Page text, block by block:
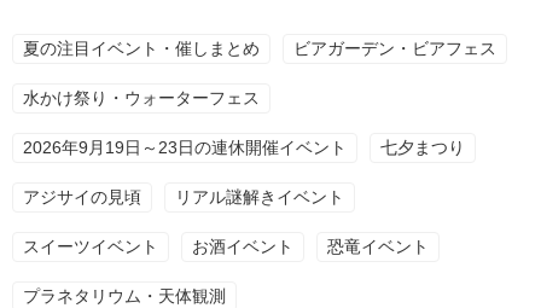
夏の注目イベント・催しまとめ ビアガーデン・ビアフェス
水かけ祭り・ウォーターフェス
2026年9月19日～23日の連休開催イベント 七夕まつり
アジサイの見頃 リアル謎解きイベント
スイーツイベント お酒イベント 恐竜イベント
プラネタリウム・天体観測